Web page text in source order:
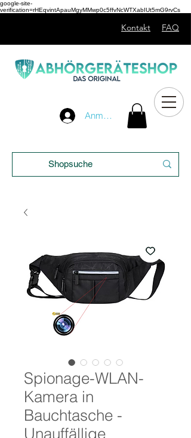
google-site-
verification=rHEqvintApauMgyMMwp0c5ffvNcWTXabIUt5mG9rvCs
Anmelden
Kontakt FAQ
Spionage-WLAN-
Kamera in
Bauchtasche -
Unauffällige